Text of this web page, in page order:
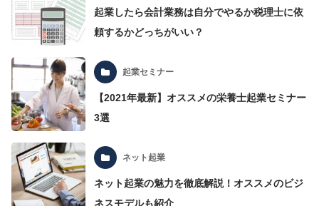
起業したら会計業務は自分でやるか税理士に依
頼するかどっちがいい？
起業セミナー
【2021年最新】オススメの栄養士起業セミナー
3選
ネット起業
ネット起業の魅力を徹底解説！オススメのビジ
ネスモデルも紹介